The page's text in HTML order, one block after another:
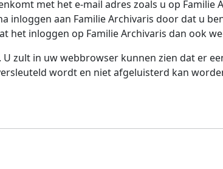
met het e-mail adres zoals u op
inloggen aan Familie Archivaris door dat u
het inloggen op Familie Archivaris dan ook
U zult in uw webbrowser kunnen zien dat er
wordt en niet afgeluisterd kan